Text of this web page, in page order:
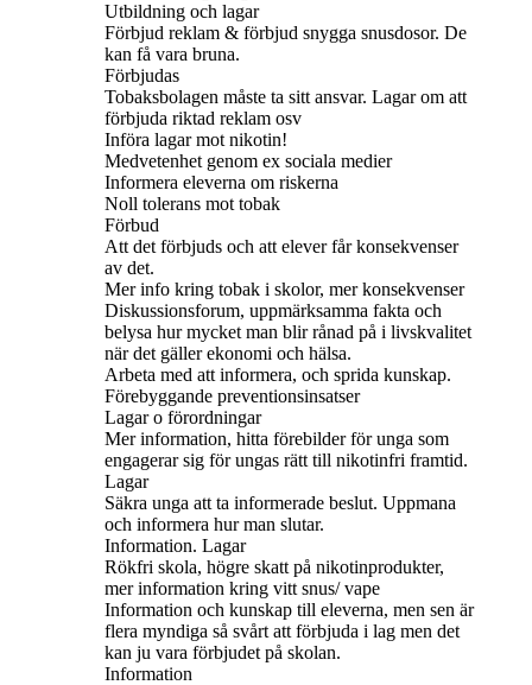
Utbildning och lagar
Förbjud reklam & förbjud snygga snusdosor. De
kan få vara bruna.
Förbjudas
Tobaksbolagen måste ta sitt ansvar. Lagar om att
förbjuda riktad reklam osv
Införa lagar mot nikotin!
Medvetenhet genom ex sociala medier
Informera eleverna om riskerna
Noll tolerans mot tobak
Förbud
Att det förbjuds och att elever får konsekvenser
av det.
Mer info kring tobak i skolor, mer konsekvenser
Diskussionsforum, uppmärksamma fakta och
belysa hur mycket man blir rånad på i livskvalitet
när det gäller ekonomi och hälsa.
Arbeta med att informera, och sprida kunskap.
Förebyggande preventionsinsatser
Lagar o förordningar
Mer information, hitta förebilder för unga som
engagerar sig för ungas rätt till nikotinfri framtid.
Lagar
Säkra unga att ta informerade beslut. Uppmana
och informera hur man slutar.
Information. Lagar
Rökfri skola, högre skatt på nikotinprodukter,
mer information kring vitt snus/ vape
Information och kunskap till eleverna, men sen är
flera myndiga så svårt att förbjuda i lag men det
kan ju vara förbjudet på skolan.
Information